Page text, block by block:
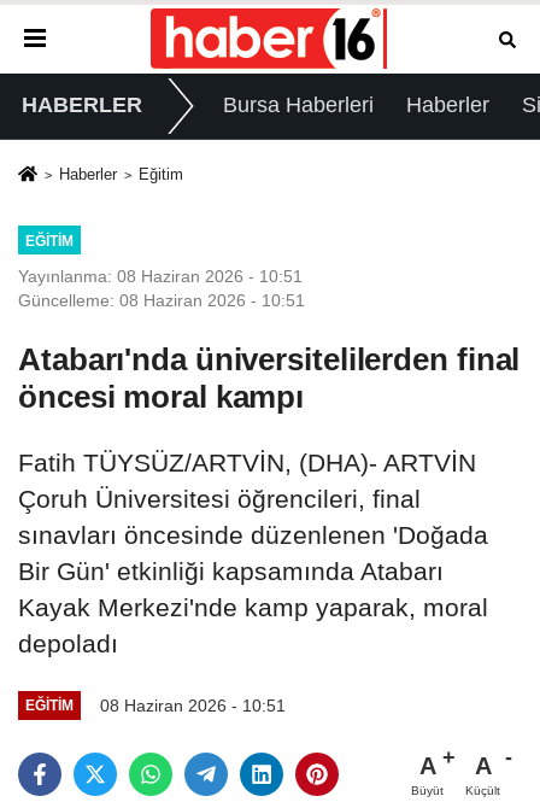
HABERLER Bursa Haberleri Haberler
Haberler Eğitim
EĞITIM
Yayınlanma: 08 Haziran 2026 - 10:51
Güncelleme: 08 Haziran 2026 - 10:51
Atabarı'nda üniversitelilerden final
öncesi moral kampı
Fatih TÜYSÜZ/ARTVİN, (DHA)- ARTVİN
Çoruh Üniversitesi öğrencileri, final
sınavları öncesinde düzenlenen 'Doğada
Bir Gün' etkinliği kapsamında Atabarı
Kayak Merkezi'nde kamp yaparak, moral
depoladı
EĞITIM 08 Haziran 2026 - 10:51
A
Büyüt
A
Küçült